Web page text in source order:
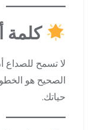
كلمة
لا تسمح
الصحيح هو
حياتك.